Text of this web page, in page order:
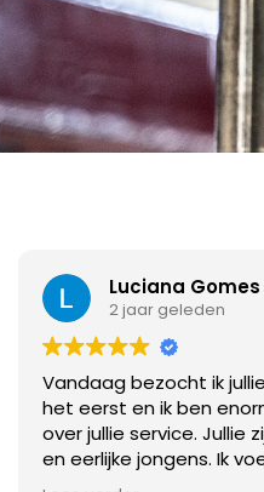
Bart Meijn
2 jaar geleden
Top garage